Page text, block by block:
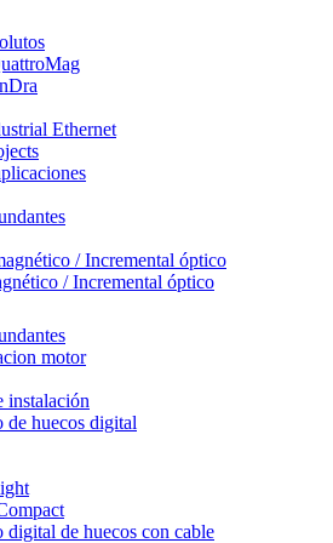
Ethernet
/ Incremental óptico
/ Incremental óptico
motor
instalación
de huecos digital
digital de huecos con cable